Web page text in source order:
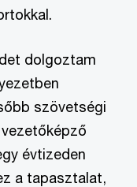
dolgoztam
szövetségi
évtizeden
a tapasztalat,